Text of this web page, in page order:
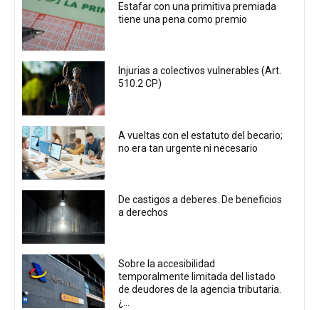
Estafar con una primitiva premiada
tiene una pena como premio
Injurias a colectivos vulnerables (Art.
510.2 CP)
A vueltas con el estatuto del becario;
no era tan urgente ni necesario
De castigos a deberes. De beneficios
a derechos
Sobre la accesibilidad
temporalmente limitada del listado
de deudores de la agencia tributaria.
¿...